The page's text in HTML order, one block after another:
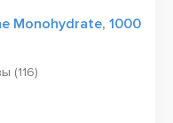
Monohydrate, 1000
(116)